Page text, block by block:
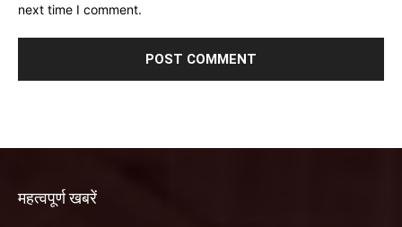
next time I comment.
महत्वपूर्ण खबरें